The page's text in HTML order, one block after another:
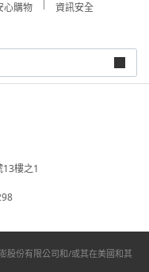
心購物
資訊安全
樓之1
股份有限公司和/或其在美國和其